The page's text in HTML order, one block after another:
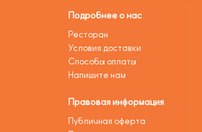
Подробнее о нас
Ресторан
Условия доставки
Способы оплаты
Напишите нам
Правовая информация
Публичная оферта